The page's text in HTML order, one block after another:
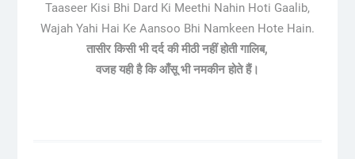
Taaseer Kisi Bhi Dard Ki Meethi Nahin Hoti Gaalib,
Wajah Yahi Hai Ke Aansoo Bhi Namkeen Hote Hain.
तासीर किसी भी दर्द की मीठी नहीं होती गालिब,
वजह यही है कि आँसू भी नमकीन होते हैं।